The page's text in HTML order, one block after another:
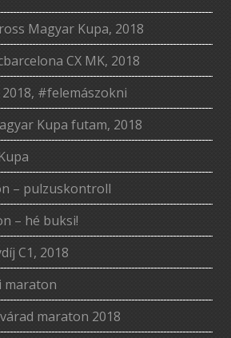
Magyar Kupa, 2018
CX MK, 2018
#felemászokni
Kupa futam, 2018
– pulzuskontroll
– hé buksi!
C1, 2018
maraton
maraton 2018